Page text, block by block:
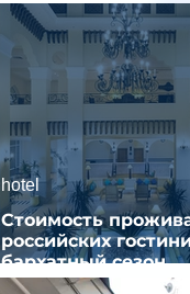
Стоимость
российских
бархатный сезон
снизилась на 9%
hotel